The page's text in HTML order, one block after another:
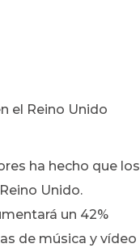
el Reino Unido
ha hecho que los
Unido.
un 42%
de música y vídeo